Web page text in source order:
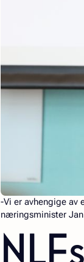
-Vi er avhengige av
næringsminister Jan